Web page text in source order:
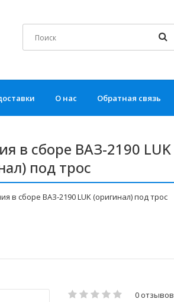
О нас Обратная связь
в сборе ВАЗ-2190 LUK
под трос
в сборе ВАЗ-2190 LUK (оригинал) под трос
0 отзывов